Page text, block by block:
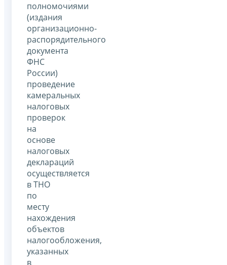
полномочиями
(издания
организационно-
распорядительного
документа
ФНС
России)
проведение
камеральных
налоговых
проверок
на
основе
налоговых
деклараций
осуществляется
в ТНО
по
месту
нахождения
объектов
налогообложения,
указанных
в